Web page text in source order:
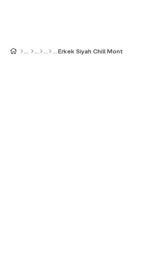
Erkek Siyah Chill Mont